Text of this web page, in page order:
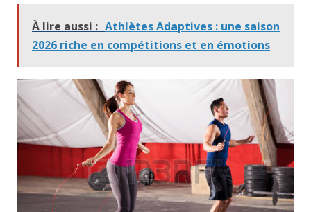
À lire aussi : Athlètes Adaptives : une saison
2026 riche en compétitions et en émotions